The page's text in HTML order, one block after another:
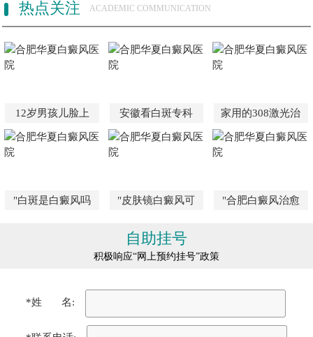
热点关注 ACADEMIC COMMUNICATION
12岁男孩儿脸上 安徽看白斑专科 家用的308激光治
"白斑是白癜风吗 "皮肤镜白癜风可 "合肥白癜风治愈
自助挂号
积极响应“网上预约挂号”政策
*姓 名: